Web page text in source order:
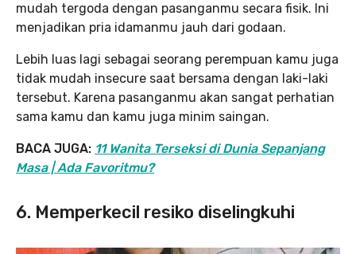
mudah tergoda dengan pasanganmu secara fisik. Ini
menjadikan pria idamanmu jauh dari godaan.
Lebih luas lagi sebagai seorang perempuan kamu juga
tidak mudah insecure saat bersama dengan laki-laki
tersebut. Karena pasanganmu akan sangat perhatian
sama kamu dan kamu juga minim saingan.
BACA JUGA: 11 Wanita Terseksi di Dunia Sepanjang
Masa | Ada Favoritmu?
6. Memperkecil resiko diselingkuhi